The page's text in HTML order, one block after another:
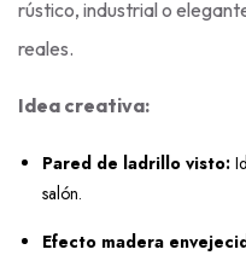
rústico, industrial o
reales.
Idea creativa:
Pared de ladrillo visto:
salón.
Efecto madera